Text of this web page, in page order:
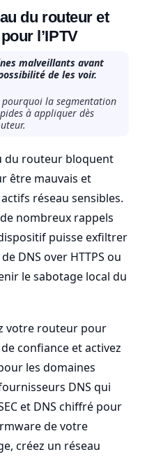
du routeur et
l’IPTV
malveillants avant
de les voir.
la segmentation
à appliquer dès
du routeur bloquent
être mauvais et
réseau sensibles.
nombreux rappels
puisse exfiltrer
DNS over HTTPS ou
le sabotage local du
votre routeur pour
confiance et activez
les domaines
DNS qui
et DNS chiffré pour
de votre
créez un réseau